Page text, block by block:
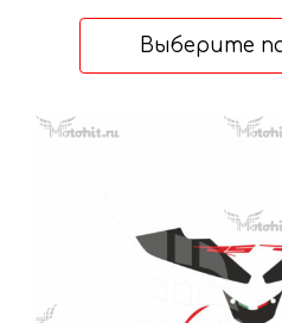
Выберите
Этот
вариаций.
можно